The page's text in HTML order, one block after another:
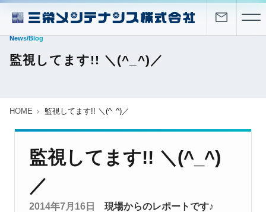
News/Blog
監視してます!! ＼(^_^)／
HOME 監視してます!! ＼(^_^)／
監視してます!! ＼(^_^)
／
2014年7月16日 現場からのレポートです♪